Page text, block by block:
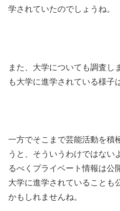
学されていたのでしょうね。
また、大学についても調査し
も大学に進学されている様子
一方でそこまで芸能活動を積
うと、そういうわけではない
るべくプライベート情報は公
大学に進学されていることも
かもしれませんね。